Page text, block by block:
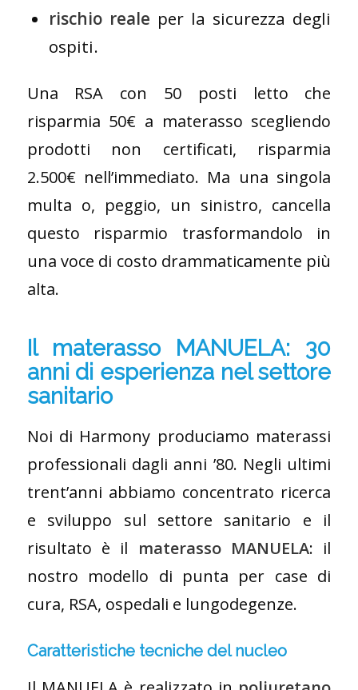
rischio reale per la sicurezza degli
ospiti.
Una RSA con 50 posti letto che
risparmia 50€ a materasso scegliendo
prodotti non certificati, risparmia
2.500€ nell’immediato. Ma una singola
multa o, peggio, un sinistro, cancella
questo risparmio trasformandolo in
una voce di costo drammaticamente più
alta.
Il materasso MANUELA: 30
anni di esperienza nel settore
sanitario
Noi di Harmony produciamo materassi
professionali dagli anni ’80. Negli ultimi
trent’anni abbiamo concentrato ricerca
e sviluppo sul settore sanitario e il
risultato è il materasso MANUELA: il
nostro modello di punta per case di
cura, RSA, ospedali e lungodegenze.
Caratteristiche tecniche del nucleo